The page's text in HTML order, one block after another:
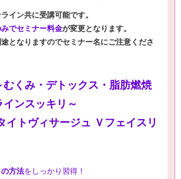
イン共に受講可能です。
でセミナー料金が変更となります。
となりますのでセミナー名にご注意くださ
むくみ・デトックス・脂肪燃焼
ンスッキリ～
イトヴィサージュ Ｖフェイスリ
方法をしっかり習得！